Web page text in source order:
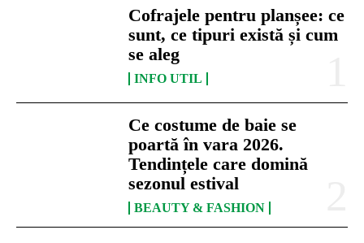
Cofrajele pentru planșee: ce
sunt, ce tipuri există și cum
se aleg
INFO UTIL
Ce costume de baie se
poartă în vara 2026.
Tendințele care domină
sezonul estival
BEAUTY & FASHION